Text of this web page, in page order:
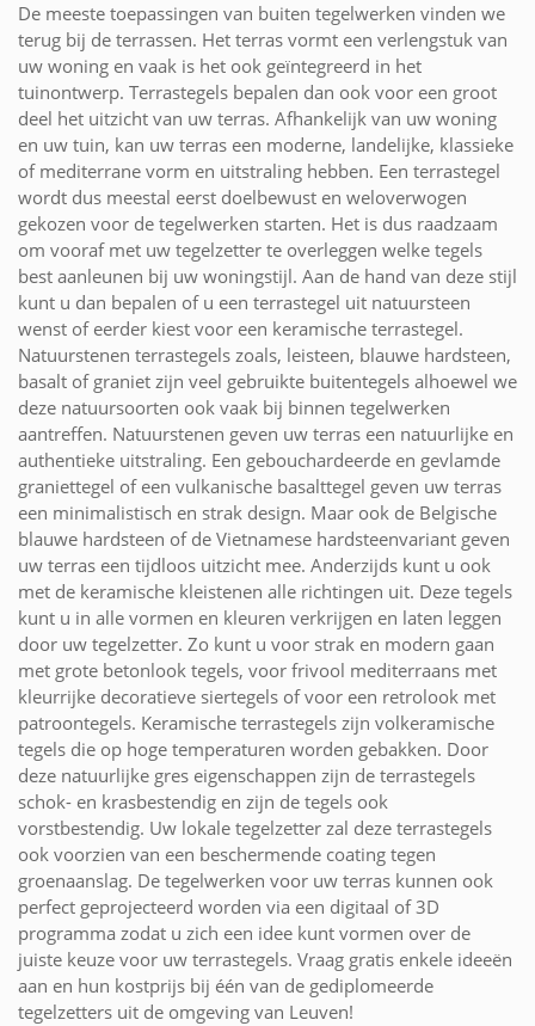
De meeste toepassingen van buiten tegelwerken vinden we
terug bij de terrassen. Het terras vormt een verlengstuk van
uw woning en vaak is het ook geïntegreerd in het
tuinontwerp. Terrastegels bepalen dan ook voor een groot
deel het uitzicht van uw terras. Afhankelijk van uw woning
en uw tuin, kan uw terras een moderne, landelijke, klassieke
of mediterrane vorm en uitstraling hebben. Een terrastegel
wordt dus meestal eerst doelbewust en weloverwogen
gekozen voor de tegelwerken starten. Het is dus raadzaam
om vooraf met uw tegelzetter te overleggen welke tegels
best aanleunen bij uw woningstijl. Aan de hand van deze stijl
kunt u dan bepalen of u een terrastegel uit natuursteen
wenst of eerder kiest voor een keramische terrastegel.
Natuurstenen terrastegels zoals, leisteen, blauwe hardsteen,
basalt of graniet zijn veel gebruikte buitentegels alhoewel we
deze natuursoorten ook vaak bij binnen tegelwerken
aantreffen. Natuurstenen geven uw terras een natuurlijke en
authentieke uitstraling. Een gebouchardeerde en gevlamde
graniettegel of een vulkanische basalttegel geven uw terras
een minimalistisch en strak design. Maar ook de Belgische
blauwe hardsteen of de Vietnamese hardsteenvariant geven
uw terras een tijdloos uitzicht mee. Anderzijds kunt u ook
met de keramische kleistenen alle richtingen uit. Deze tegels
kunt u in alle vormen en kleuren verkrijgen en laten leggen
door uw tegelzetter. Zo kunt u voor strak en modern gaan
met grote betonlook tegels, voor frivool mediterraans met
kleurrijke decoratieve siertegels of voor een retrolook met
patroontegels. Keramische terrastegels zijn volkeramische
tegels die op hoge temperaturen worden gebakken. Door
deze natuurlijke gres eigenschappen zijn de terrastegels
schok- en krasbestendig en zijn de tegels ook
vorstbestendig. Uw lokale tegelzetter zal deze terrastegels
ook voorzien van een beschermende coating tegen
groenaanslag. De tegelwerken voor uw terras kunnen ook
perfect geprojecteerd worden via een digitaal of 3D
programma zodat u zich een idee kunt vormen over de
juiste keuze voor uw terrastegels. Vraag gratis enkele ideeën
aan en hun kostprijs bij één van de gediplomeerde
tegelzetters uit de omgeving van Leuven!